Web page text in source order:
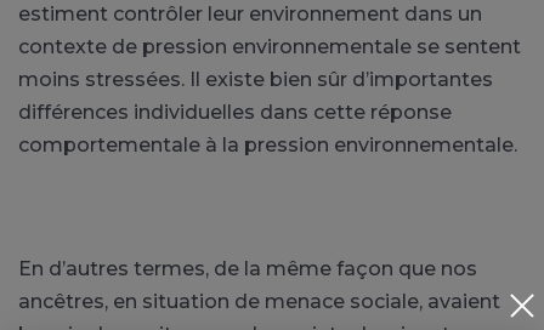
estiment contrôler leur environnement dans un
contexte de pression environnementale se sentent
moins stressées. Il existe bien sûr d’importantes
différences individuelles dans cette réponse
comportementale à la pression environnementale.
En d’autres termes, de la même façon que nos
ancêtres, en situation de menace sociale, avaient